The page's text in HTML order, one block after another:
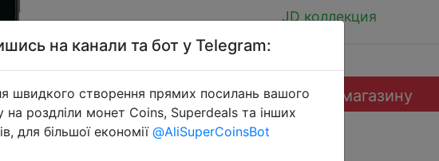
JD коллекция
Перейти до магазину
на канали та бот у Telegram:
швидкого створення прямих посилань вашого
на роздліли монет Coins, Superdeals та інших
для більшої економії @AliSuperCoinsBot